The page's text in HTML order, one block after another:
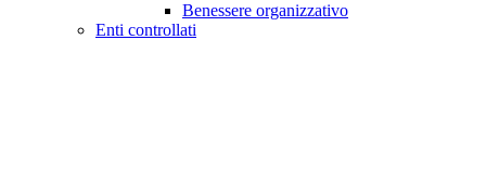
Benessere organizzativo
Enti controllati